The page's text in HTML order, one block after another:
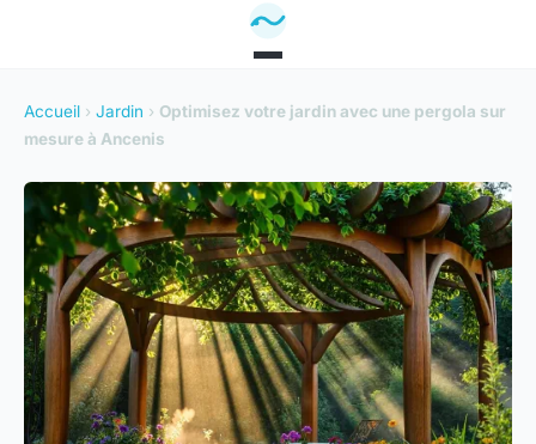
Accueil › Jardin › Optimisez votre jardin avec une pergola sur
mesure à Ancenis